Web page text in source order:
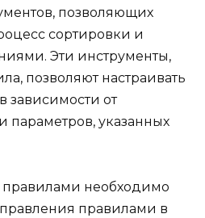
позволяющих
сортировки и
Эти инструменты,
позволяют настраивать
зависимости от
параметров, указанных
правилами необходимо
правилами в